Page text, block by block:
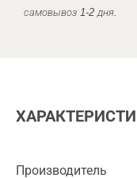
самовывоз 1-2 дня.
Производитель